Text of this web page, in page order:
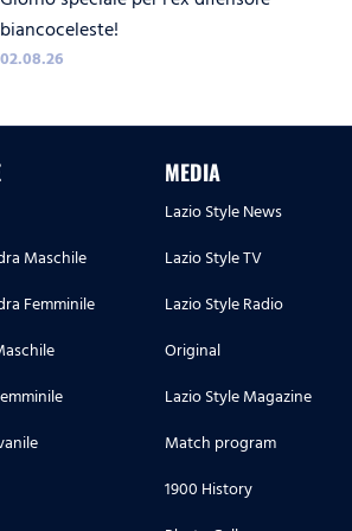
biancoceleste!
02.08.26
Maschile
Femminile
MEDIA
Lazio Style News
Lazio Style TV
Lazio Style Radio
Original
Lazio Style Magazine
Match program
1900 History